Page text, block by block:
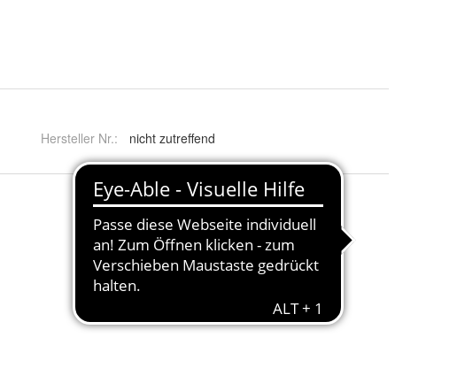
Hersteller Nr.: nicht zutreffend